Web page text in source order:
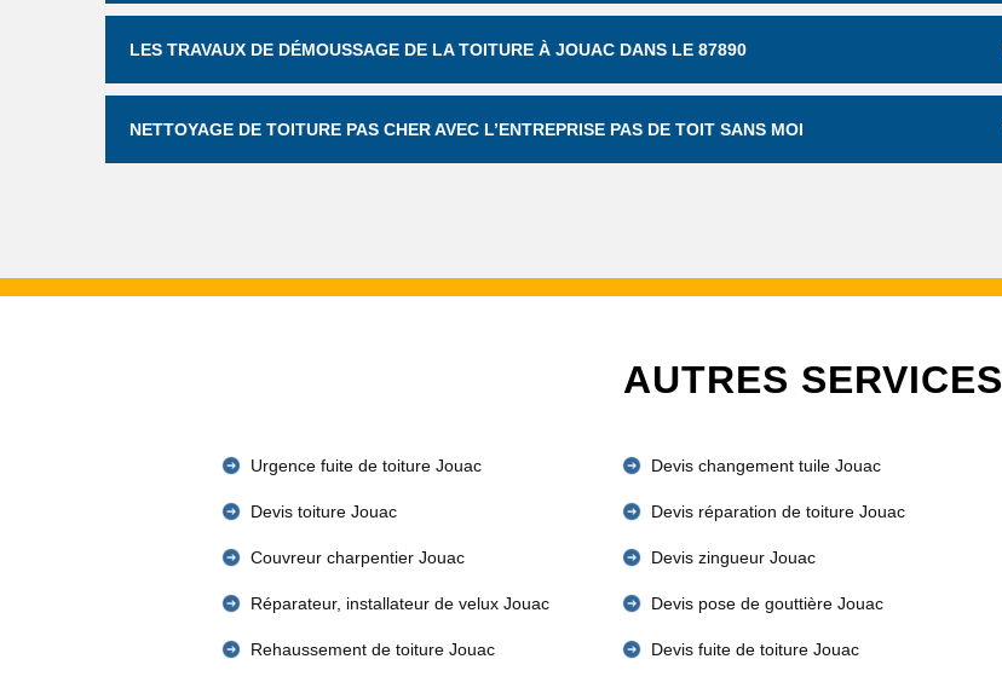
LES TRAVAUX DE DÉMOUSSAGE DE LA TOITURE À JOUAC DANS LE 87890
NETTOYAGE DE TOITURE PAS CHER AVEC L’ENTREPRISE PAS DE TOIT SANS MOI
AUTRES SERVICES
Urgence fuite de toiture Jouac
Devis toiture Jouac
Couvreur charpentier Jouac
Réparateur, installateur de velux Jouac
Rehaussement de toiture Jouac
Devis changement tuile Jouac
Devis réparation de toiture Jouac
Devis zingueur Jouac
Devis pose de gouttière Jouac
Devis fuite de toiture Jouac